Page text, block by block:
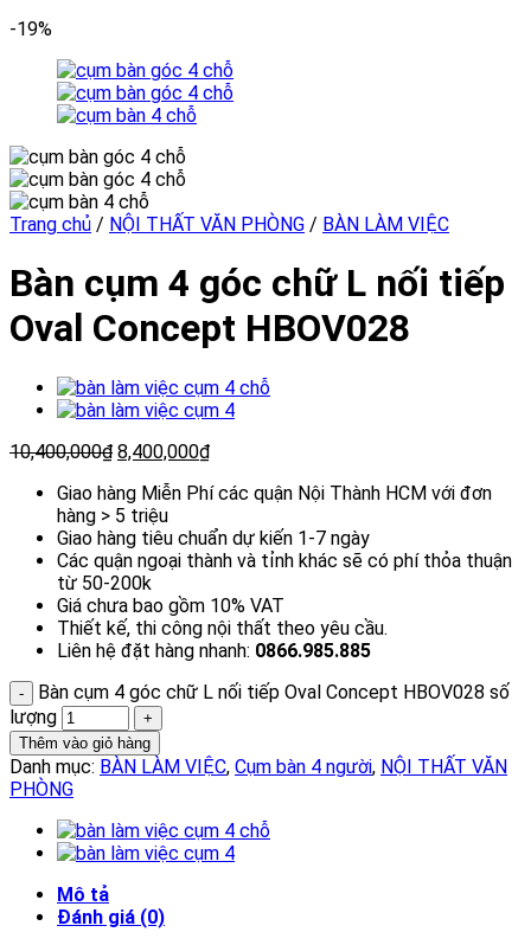
-19%
Trang chủ / NỘI THẤT VĂN PHÒNG / BÀN LÀM VIỆC
Bàn cụm 4 góc chữ L nối tiếp
Oval Concept HBOV028
10,400,000₫ 8,400,000₫
Giao hàng Miễn Phí các quận Nội Thành HCM với đơn
hàng > 5 triệu
Giao hàng tiêu chuẩn dự kiến 1-7 ngày
Các quận ngoại thành và tỉnh khác sẽ có phí thỏa thuận
từ 50-200k
Giá chưa bao gồm 10% VAT
Thiết kế, thi công nội thất theo yêu cầu.
Liên hệ đặt hàng nhanh: 0866.985.885
Bàn cụm 4 góc chữ L nối tiếp Oval Concept HBOV028 số
lượng
Thêm vào giỏ hàng
Danh mục: BÀN LÀM VIỆC, Cụm bàn 4 người, NỘI THẤT VĂN
PHÒNG
Mô tả
Đánh giá (0)